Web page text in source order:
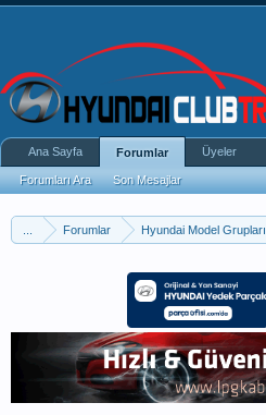
Forumlar Hyundai Model Grupları
Ana Sayfa Forumlar
Forumları Ara Son Mesajlar
Üyeler